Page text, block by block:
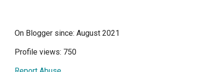
On Blogger since: August 2021
Profile views: 750